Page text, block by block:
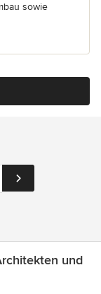
sowie
und